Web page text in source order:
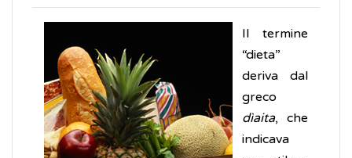
Il termine
“dieta”
deriva dal
greco
dìaita, che
indicava